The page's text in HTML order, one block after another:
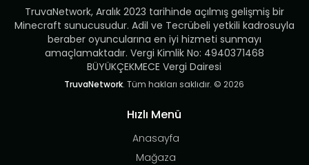
TruvaNetwork, Aralık 2023 tarihinde açılmış gelişmiş bir
Minecraft sunucusudur. Adil ve Tecrübeli yetkili kadrosuyla
beraber oyuncularına en iyi hizmeti sunmayı
amaçlamaktadır. Vergi Kimlik No: 4940371468
BÜYÜKÇEKMECE Vergi Dairesi
TruvaNetwork. Tüm hakları saklıdır. © 2026
Hızlı Menü
Anasayfa
Mağaza